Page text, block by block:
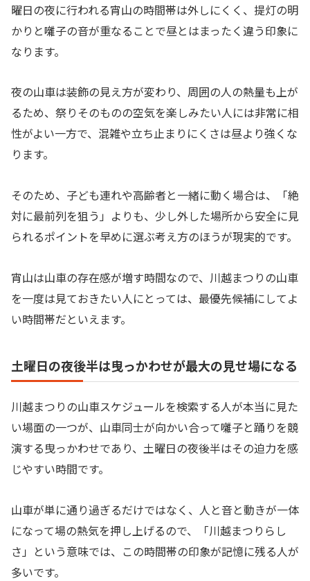
曜日の夜に行われる宵山の時間帯は外しにくく、提灯の明
かりと囃子の音が重なることで昼とはまったく違う印象に
なります。
夜の山車は装飾の見え方が変わり、周囲の人の熱量も上が
るため、祭りそのものの空気を楽しみたい人には非常に相
性がよい一方で、混雑や立ち止まりにくさは昼より強くな
ります。
そのため、子ども連れや高齢者と一緒に動く場合は、「絶
対に最前列を狙う」よりも、少し外した場所から安全に見
られるポイントを早めに選ぶ考え方のほうが現実的です。
宵山は山車の存在感が増す時間なので、川越まつりの山車
を一度は見ておきたい人にとっては、最優先候補にしてよ
い時間帯だといえます。
土曜日の夜後半は曳っかわせが最大の見せ場になる
川越まつりの山車スケジュールを検索する人が本当に見た
い場面の一つが、山車同士が向かい合って囃子と踊りを競
演する曳っかわせであり、土曜日の夜後半はその迫力を感
じやすい時間です。
山車が単に通り過ぎるだけではなく、人と音と動きが一体
になって場の熱気を押し上げるので、「川越まつりらし
さ」という意味では、この時間帯の印象が記憶に残る人が
多いです。